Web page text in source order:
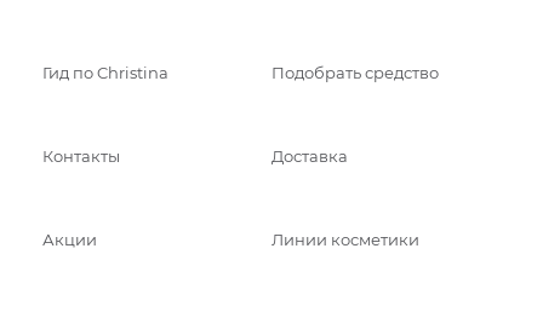
Гид по Christina Подобрать средство
Контакты Доставка
Акции Линии косметики